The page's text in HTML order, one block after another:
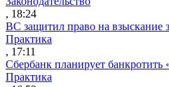
, 18:24
ВС защитил право на взыскание
Практика
, 17:11
Сбербанк планирует банкротить
Практика